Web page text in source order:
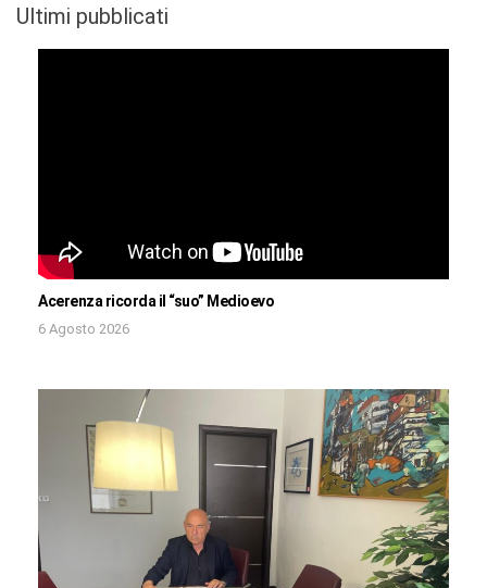
Ultimi pubblicati
Acerenza ricorda il “suo” Medioevo
6 Agosto 2026